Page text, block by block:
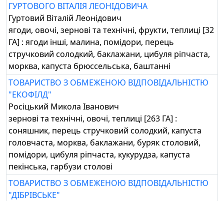
ГУРТОВОГО ВІТАЛІЯ ЛЕОНІДОВИЧА
Гуртовий Віталій Леонідович
ягоди, овочі, зернові та технічні, фрукти, теплиці [32
ГА] : ягоди інші, малина, помідори, перець
стручковий солодкий, баклажани, цибуля ріпчаста,
морква, капуста брюссельська, баштанні
ТОВАРИСТВО З ОБМЕЖЕНОЮ ВІДПОВІДАЛЬНІСТЮ
"ЕКОФІЛД"
Росіцький Микола Іванович
зернові та технічні, овочі, теплиці [263 ГА] :
соняшник, перець стручковий солодкий, капуста
головчаста, морква, баклажани, буряк столовий,
помідори, цибуля ріпчаста, кукурудза, капуста
пекінська, гарбузи столові
ТОВАРИСТВО З ОБМЕЖЕНОЮ ВІДПОВІДАЛЬНІСТЮ
"ДІБРІВСЬКЕ"